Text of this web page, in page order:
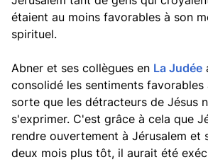
étaient au moins favorables à son
spirituel.
Abner et ses collègues en La Judée
consolidé les sentiments favorables
sorte que les détracteurs de Jésus
s'exprimer. C'est grâce à cela que
rendre ouvertement à Jérusalem et
deux mois plus tôt, il aurait été